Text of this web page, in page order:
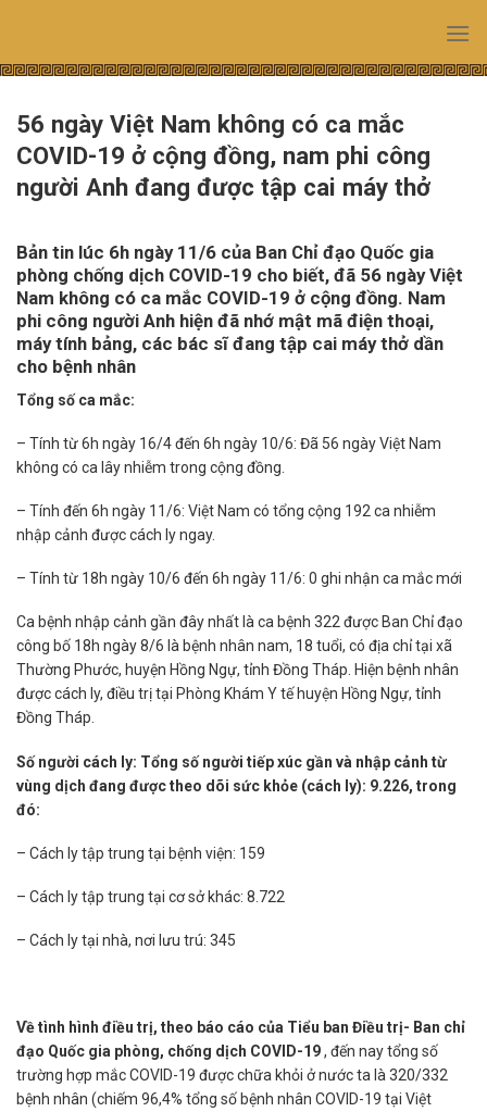
content
56 ngày Việt Nam không có ca mắc
COVID-19 ở cộng đồng, nam phi công
người Anh đang được tập cai máy thở
Bản tin lúc 6h ngày 11/6 của Ban Chỉ đạo Quốc gia
phòng chống dịch COVID-19 cho biết, đã 56 ngày Việt
Nam không có ca mắc COVID-19 ở cộng đồng. Nam
phi công người Anh hiện đã nhớ mật mã điện thoại,
máy tính bảng, các bác sĩ đang tập cai máy thở dần
cho bệnh nhân
Tổng số ca mắc:
– Tính từ 6h ngày 16/4 đến 6h ngày 10/6: Đã 56 ngày Việt Nam
không có ca lây nhiễm trong cộng đồng.
– Tính đến 6h ngày 11/6: Việt Nam có tổng cộng 192 ca nhiễm
nhập cảnh được cách ly ngay.
– Tính từ 18h ngày 10/6 đến 6h ngày 11/6: 0 ghi nhận ca mắc mới
Ca bệnh nhập cảnh gần đây nhất là ca bệnh 322 được Ban Chỉ đạo
công bố 18h ngày 8/6 là bệnh nhân nam, 18 tuổi, có địa chỉ tại xã
Thường Phước, huyện Hồng Ngự, tỉnh Đồng Tháp. Hiện bệnh nhân
được cách ly, điều trị tại Phòng Khám Y tế huyện Hồng Ngự, tỉnh
Đồng Tháp.
Số người cách ly: Tổng số người tiếp xúc gần và nhập cảnh từ
vùng dịch đang được theo dõi sức khỏe (cách ly): 9.226, trong
đó:
– Cách ly tập trung tại bệnh viện: 159
– Cách ly tập trung tại cơ sở khác: 8.722
– Cách ly tại nhà, nơi lưu trú: 345
Về tình hình điều trị, theo báo cáo của Tiểu ban Điều trị- Ban chỉ
đạo Quốc gia phòng, chống dịch COVID-19, đến nay tổng số
trường hợp mắc COVID-19 được chữa khỏi ở nước ta là 320/332
bệnh nhân (chiếm 96,4% tổng số bệnh nhân COVID-19 tại Việt